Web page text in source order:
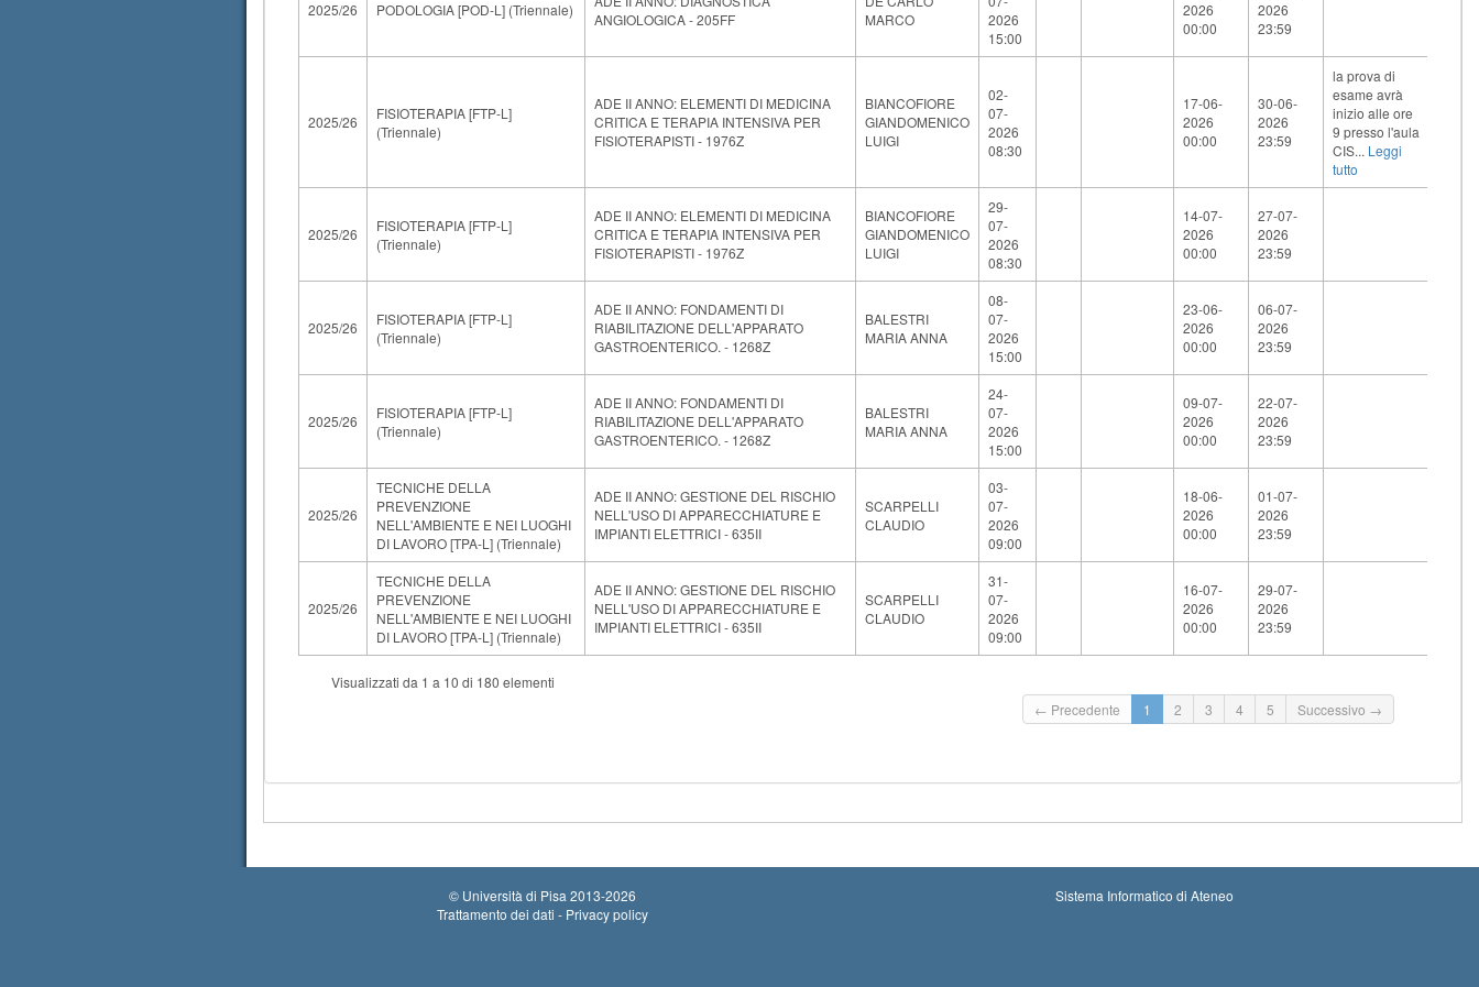
2025/26 PODOLOGIA [POD-L] (Triennale)
ANGIOLOGICA - 205FF
MARCO
2026
15:00
2026
00:00
2026
23:59
2025/26
FISIOTERAPIA [FTP-L]
(Triennale)
ADE II ANNO: ELEMENTI DI MEDICINA
CRITICA E TERAPIA INTENSIVA PER
FISIOTERAPISTI - 1976Z
BIANCOFIORE
GIANDOMENICO
LUIGI
02-
07-
2026
08:30
17-06-
2026
00:00
30-06-
2026
23:59
la prova di
esame avrà
inizio alle ore
9 presso l'aula
CIS... Leggi
tutto
2025/26
FISIOTERAPIA [FTP-L]
(Triennale)
ADE II ANNO: ELEMENTI DI MEDICINA
CRITICA E TERAPIA INTENSIVA PER
FISIOTERAPISTI - 1976Z
BIANCOFIORE
GIANDOMENICO
LUIGI
29-
07-
2026
08:30
14-07-
2026
00:00
27-07-
2026
23:59
2025/26
FISIOTERAPIA [FTP-L]
(Triennale)
ADE II ANNO: FONDAMENTI DI
RIABILITAZIONE DELL'APPARATO
GASTROENTERICO. - 1268Z
BALESTRI
MARIA ANNA
08-
07-
2026
15:00
23-06-
2026
00:00
06-07-
2026
23:59
2025/26
FISIOTERAPIA [FTP-L]
(Triennale)
ADE II ANNO: FONDAMENTI DI
RIABILITAZIONE DELL'APPARATO
GASTROENTERICO. - 1268Z
BALESTRI
MARIA ANNA
24-
07-
2026
15:00
09-07-
2026
00:00
22-07-
2026
23:59
2025/26
TECNICHE DELLA
PREVENZIONE
NELL'AMBIENTE E NEI LUOGHI
DI LAVORO [TPA-L] (Triennale)
ADE II ANNO: GESTIONE DEL RISCHIO
NELL'USO DI APPARECCHIATURE E
IMPIANTI ELETTRICI - 635II
SCARPELLI
CLAUDIO
03-
07-
2026
09:00
18-06-
2026
00:00
01-07-
2026
23:59
2025/26
TECNICHE DELLA
PREVENZIONE
NELL'AMBIENTE E NEI LUOGHI
DI LAVORO [TPA-L] (Triennale)
ADE II ANNO: GESTIONE DEL RISCHIO
NELL'USO DI APPARECCHIATURE E
IMPIANTI ELETTRICI - 635II
SCARPELLI
CLAUDIO
31-
07-
2026
09:00
16-07-
2026
00:00
29-07-
2026
23:59
Visualizzati da 1 a 10 di 180 elementi
← Precedente
1 2 3 4 5 Successivo →
© Università di Pisa 2013-2026
Trattamento dei dati - Privacy policy
Sistema Informatico di Ateneo